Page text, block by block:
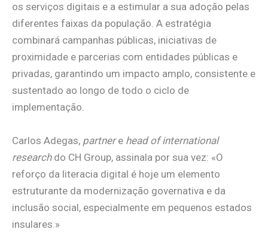
os serviços digitais e a estimular a sua adoção pelas
diferentes faixas da população. A estratégia
combinará campanhas públicas, iniciativas de
proximidade e parcerias com entidades públicas e
privadas, garantindo um impacto amplo, consistente e
sustentado ao longo de todo o ciclo de
implementação.
Carlos Adegas, partnere head of international
researchdo CH Group, assinala por sua vez: «O
reforço da literacia digital é hoje um elemento
estruturante da modernização governativa e da
inclusão social, especialmente em pequenos estados
insulares.»